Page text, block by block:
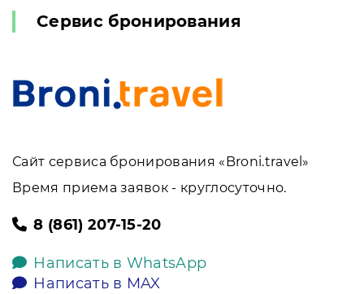
Сервис бронирования
Сайт сервиса бронирования «Broni.travel»
Время приема заявок - круглосуточно.
8 (861) 207-15-20
Написать в WhatsApp
Написать в MAX